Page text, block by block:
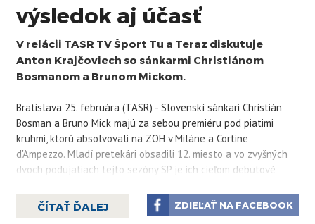
výsledok aj účasť
V relácii TASR TV Šport Tu a Teraz diskutuje
Anton Krajčoviech so sánkarmi Christiánom
Bosmanom a Brunom Mickom.
Bratislava 25. februára (TASR) - Slovenskí sánkari Christián
Bosman a Bruno Mick majú za sebou premiéru pod piatimi
kruhmi, ktorú absolvovali na ZOH v Miláne a Cortine
d'Ampezzo. Mladí pretekári obsadili 12. miesto a vo zvyšných
dvoch podujatiach tejto sezóny SP je ich cieľom debutové
spoločnom pretekaní, ktoré trvá len niečo vyše roka,
porozprávali v relácii ŠPORT Tu a Teraz.
ČÍTAŤ ĎALEJ ZDIEĽAŤ NA FACEBOOK